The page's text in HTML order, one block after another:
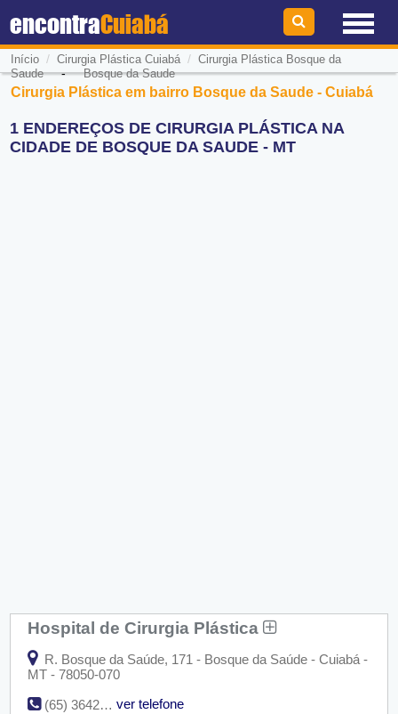
encontraCuiabá
Início / Cirurgia Plástica Cuiabá/ Cirurgia Plástica Bosque da
Saude-Bosque da Saude
Cirurgia Plástica em bairro Bosque da Saude - Cuiabá
1 ENDEREÇOS DE CIRURGIA PLÁSTICA NA
CIDADE DE BOSQUE DA SAUDE - MT
Hospital de Cirurgia Plástica
R. Bosque da Saúde, 171 - Bosque da Saúde - Cuiabá -
MT - 78050-070
(65) 3642-1043
ver telefone